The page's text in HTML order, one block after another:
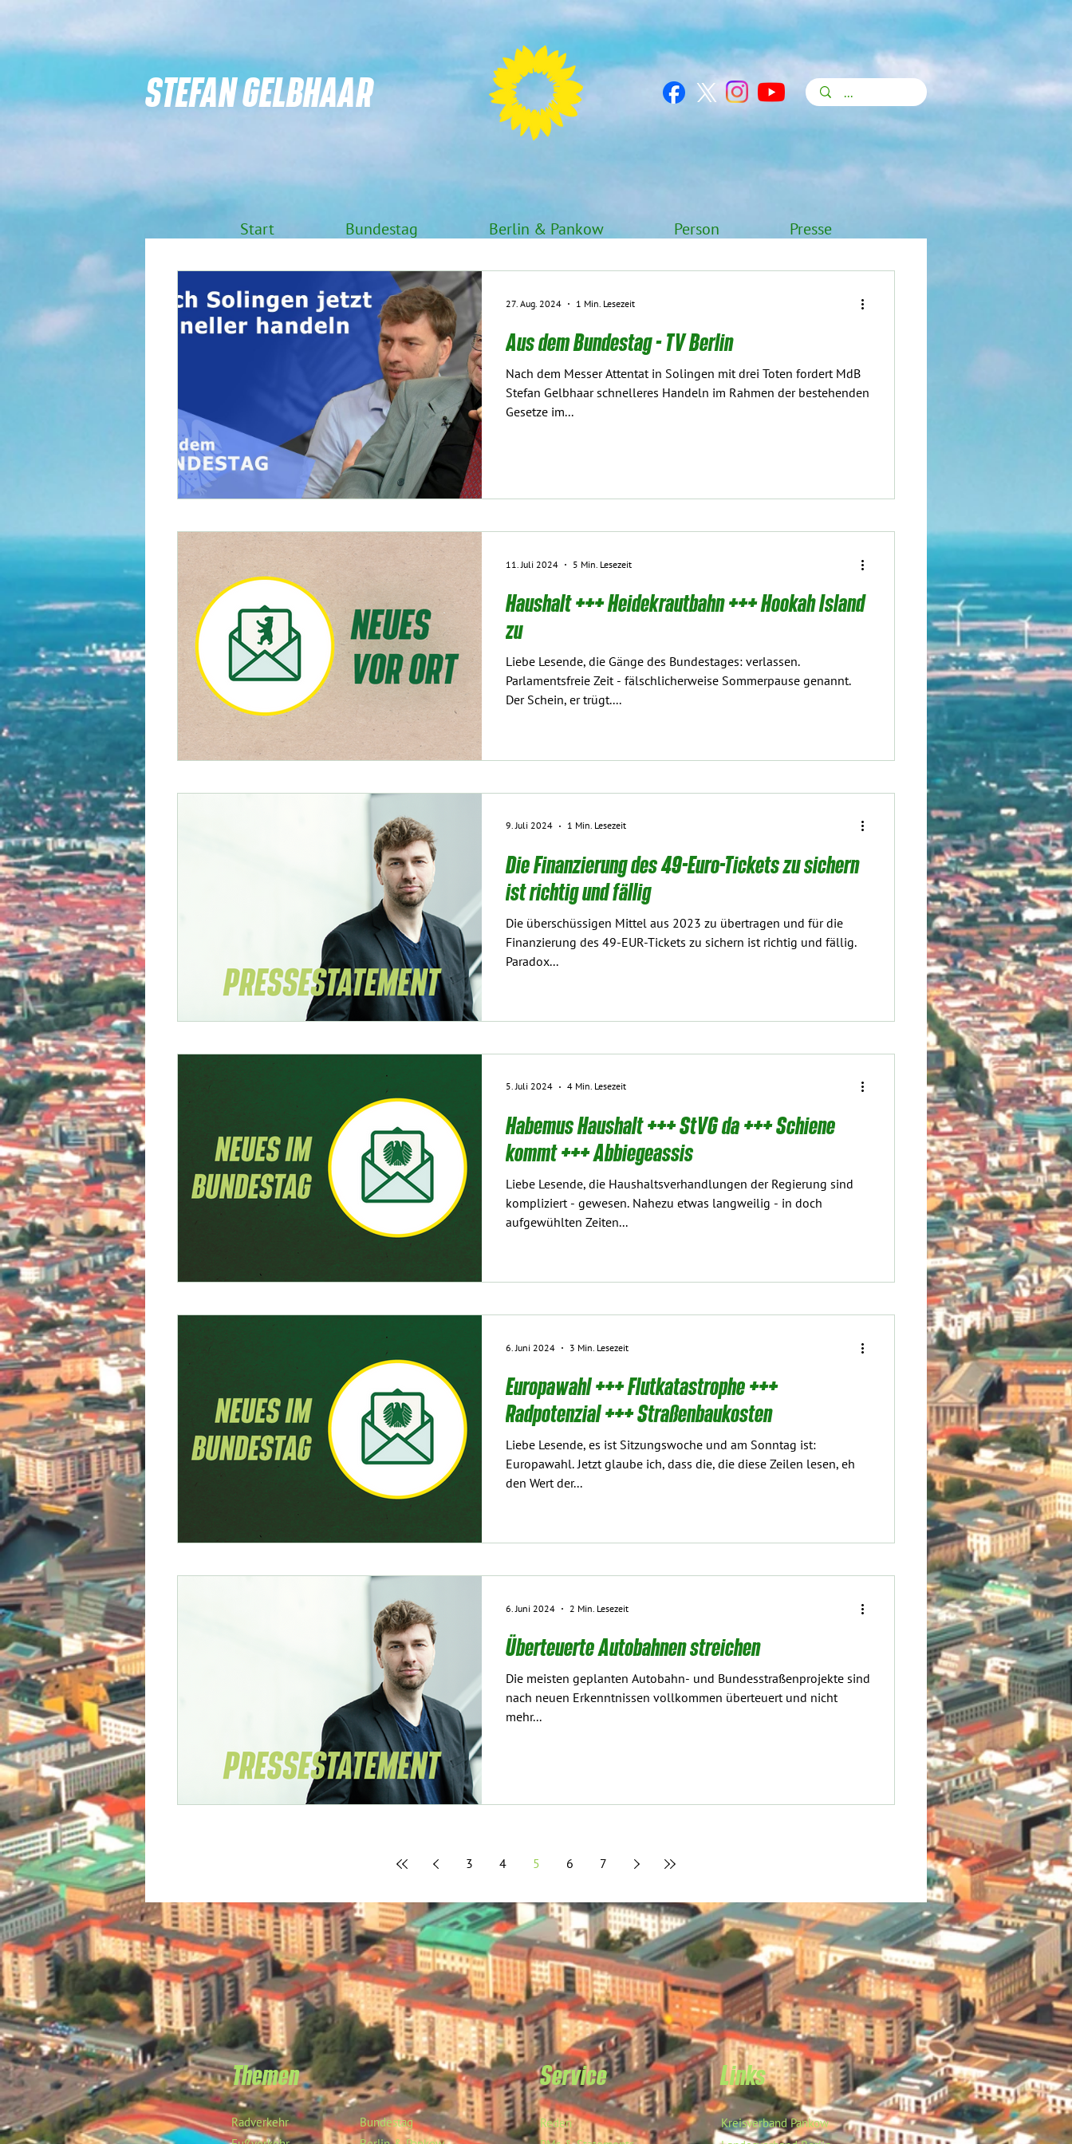
STEFAN GELBHAAR
Aus dem Bundestag - TV Berlin
Nach dem Messer Attentat in Solingen mit drei Toten fordert MdB
Stefan Gelbhaar schnelleres Handeln im Rahmen der bestehenden
Gesetze im...
27. Aug. 2024 1 Min. Lesezeit
Haushalt +++ Heidekrautbahn +++ Hookah Island
zu
Liebe Lesende, die Gänge des Bundestages: verlassen.
Parlamentsfreie Zeit - fälschlicherweise Sommerpause genannt.
Der Schein, er trügt....
11. Juli 2024 5 Min. Lesezeit
Die Finanzierung des 49-Euro-Tickets zu sichern
ist richtig und fällig
Die überschüssigen Mittel aus 2023 zu übertragen und für die
Finanzierung des 49-EUR-Tickets zu sichern ist richtig und fällig.
Paradox...
9. Juli 2024 1 Min. Lesezeit
Habemus Haushalt +++ StVG da +++ Schiene
kommt +++ Abbiegeassis
Liebe Lesende, die Haushaltsverhandlungen der Regierung sind
kompliziert - gewesen. Nahezu etwas langweilig - in doch
aufgewühlten Zeiten...
5. Juli 2024 4 Min. Lesezeit
Europawahl +++ Flutkatastrophe +++
Radpotenzial +++ Straßenbaukosten
Liebe Lesende, es ist Sitzungswoche und am Sonntag ist:
Europawahl. Jetzt glaube ich, dass die, die diese Zeilen lesen, eh
den Wert der...
6. Juni 2024 3 Min. Lesezeit
Überteuerte Autobahnen streichen
Die meisten geplanten Autobahn- und Bundesstraßenprojekte sind
nach neuen Erkenntnissen vollkommen überteuert und nicht
mehr...
6. Juni 2024 2 Min. Lesezeit
3 4 5 6 7
Start Bundestag Berlin & Pankow Person Presse
Themen
Radverkehr
Bundestag
Service
Reden
Links
Kreisverband Pankow